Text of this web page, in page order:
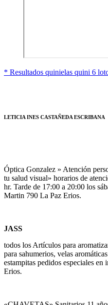
* Resultados quinielas quini 6
LETICIA INES CASTAÑEDA ESCRIBANA
Óptica Gonzalez » Atención
tu salud visual» horarios de
hr. Tarde de 17:00 a 20:00 los
Martin 790 La Paz Erios.
JASS
todos los Artículos para
para sahumerios, velas
estampitas pedidos especiales en
Erios.